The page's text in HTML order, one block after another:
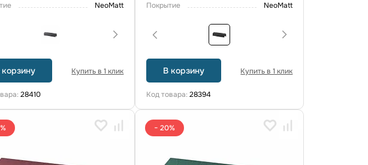
NeoMatt
корзину Купить в 1 клик
28410
Покрытие
NeoMatt
В корзину Купить в 1 клик
Код товара:28394
− 20%